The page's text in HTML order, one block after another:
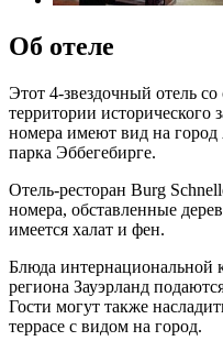
Об отеле
Этот 4-звездочный отель
территории
номера имеют вид на город
парка Эббегебирге.
Отель-ресторан Burg
номера, обставленные
имеется халат и фен.
Блюда интернациональной
региона Зауэрланд
Гости могут также
террасе с видом на город.